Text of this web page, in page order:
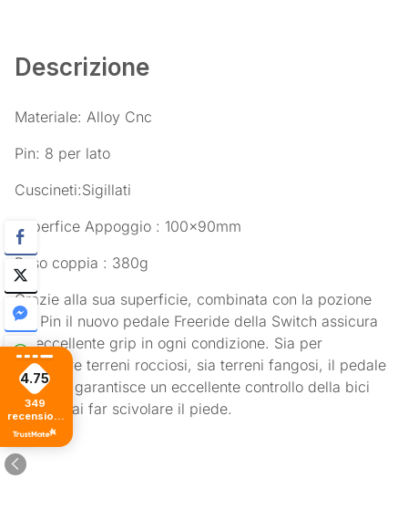
Descrizione
Materiale: Alloy Cnc
Pin: 8 per lato
Cuscineti:Sigillati
Superfice Appoggio : 100x90mm
Peso coppia : 380g
Grazie alla sua superficie, combinata con la pozione
dei Pin il nuovo pedale Freeride della Switch assicura
un eccellente grip in ogni condizione. Sia per
affrontare terreni rocciosi, sia terreni fangosi, il pedale
Freeride garantisce un eccellente controllo della bici
senza mai far scivolare il piede.
4.75
349
recensioni
di tutti i
tempi